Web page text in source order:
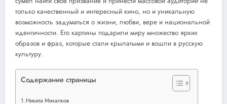
только качественный и интересный кино, но и уникальную
возможность задуматься о жизни, любви, вере и национальной
идентичности. Его картины подарили миру множество ярких
образов и фраз, которые стали крылатыми и вошли в русскую
культуру.
Содержание страницы
Никита Михалков